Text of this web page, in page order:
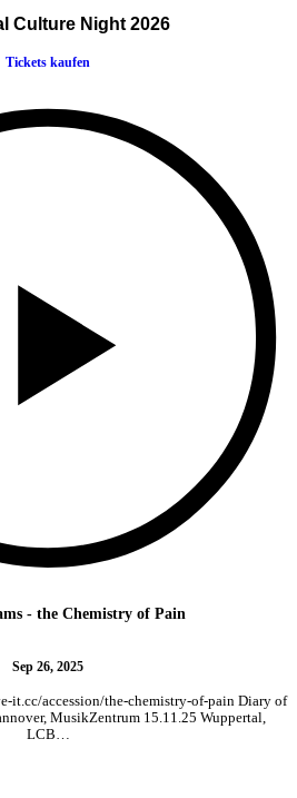
Culture Night 2026
Tickets kaufen
- the Chemistry of Pain
Sep 26, 2025
it.cc/accession/the-chemistry-of-pain Diary of
MusikZentrum 15.11.25 Wuppertal,
LCB…